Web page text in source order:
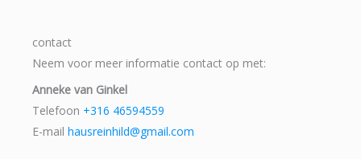
contact
Neem voor meer informatie contact op met:
Anneke van Ginkel
Telefoon +316 46594559
E-mailhausreinhild@gmail.com